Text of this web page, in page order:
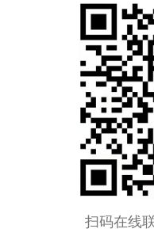
扫码在线